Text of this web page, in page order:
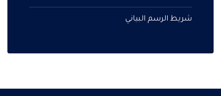
شريط الرسم البياني